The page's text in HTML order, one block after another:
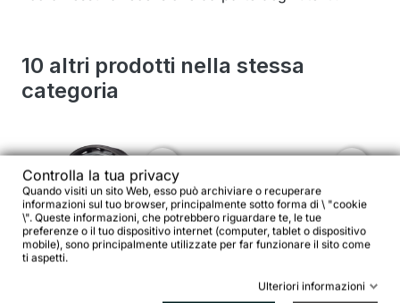
10 altri prodotti nella stessa
categoria
favorite_border

Controlla la tua privacy
Quando visiti un sito Web, esso può archiviare o recuperare
informazioni sul tuo browser, principalmente sotto forma di \ "cookie
\". Queste informazioni, che potrebbero riguardare te, le tue
preferenze o il tuo dispositivo internet (computer, tablet o dispositivo
mobile), sono principalmente utilizzate per far funzionare il sito come
ti aspetti.
Ulteriori informazioni